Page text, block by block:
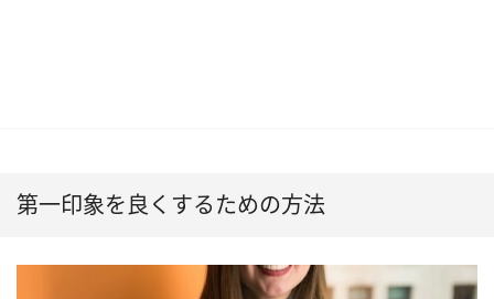
第一印象を良くするための方法